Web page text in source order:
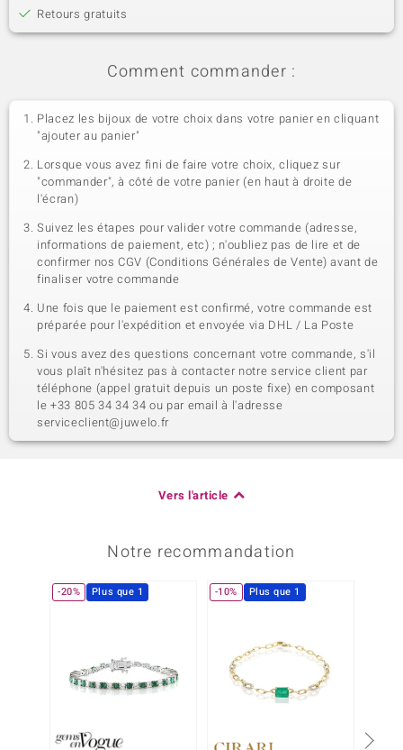
Retours gratuits
Comment commander :
Placez les bijoux de votre choix dans votre panier en cliquant
"ajouter au panier"
Lorsque vous avez fini de faire votre choix, cliquez sur
"commander", à côté de votre panier (en haut à droite de
l'écran)
Suivez les étapes pour valider votre commande (adresse,
informations de paiement, etc) ; n'oubliez pas de lire et de
confirmer nos CGV (Conditions Générales de Vente) avant de
finaliser votre commande
Une fois que le paiement est confirmé, votre commande est
préparée pour l'expédition et envoyée via DHL / La Poste
Si vous avez des questions concernant votre commande, s'il
vous plaît n'hésitez pas à contacter notre service client par
téléphone (appel gratuit depuis un poste fixe) en composant
le +33 805 34 34 34 ou par email à l'adresse
serviceclient@juwelo.fr
Vers l'article
Notre recommandation
-20% Plus que 1 -10% Plus que 1